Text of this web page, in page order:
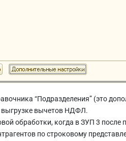
“Подразделения” (это
вычетов НДФЛ.
обработки, когда в ЗУП 3
по строковому